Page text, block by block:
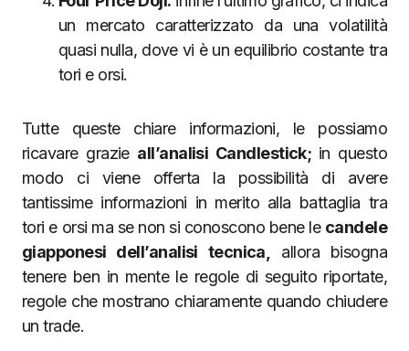
un mercato caratterizzato da una volatilità
quasi nulla, dove vi è un equilibrio costante tra
tori e orsi.
Tutte queste chiare informazioni, le possiamo
ricavare grazie all’analisi Candlestick; in questo
modo ci viene offerta la possibilità di avere
tantissime informazioni in merito alla battaglia tra
tori e orsi ma se non si conoscono bene le candele
giapponesi dell’analisi tecnica,
allora bisogna
tenere ben in mente le regole di seguito riportate,
regole che mostrano chiaramente quando chiudere
un trade.